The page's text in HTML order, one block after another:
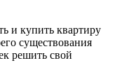
и купить квартиру
существования
решить свой